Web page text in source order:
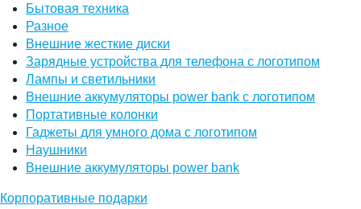
Бытовая техника
Разное
Внешние жесткие диски
Зарядные устройства для телефона с логотипом
Лампы и светильники
Внешние аккумуляторы power bank с логотипом
Портативные колонки
Гаджеты для умного дома с логотипом
Наушники
Внешние аккумуляторы power bank
Корпоративные подарки